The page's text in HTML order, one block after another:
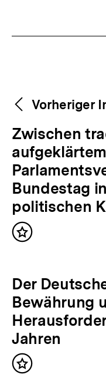
Weitere
Inhalte
Content-
Navigation
Vorheriger
V
o
r
h
e
r
i
e
r
I
n
h
a
Zwischen
aufgeklärtem
Bundestag
politischen
Inhalt
N
ä
c
h
s
Der
Bewährung
Jahren
Inhalt